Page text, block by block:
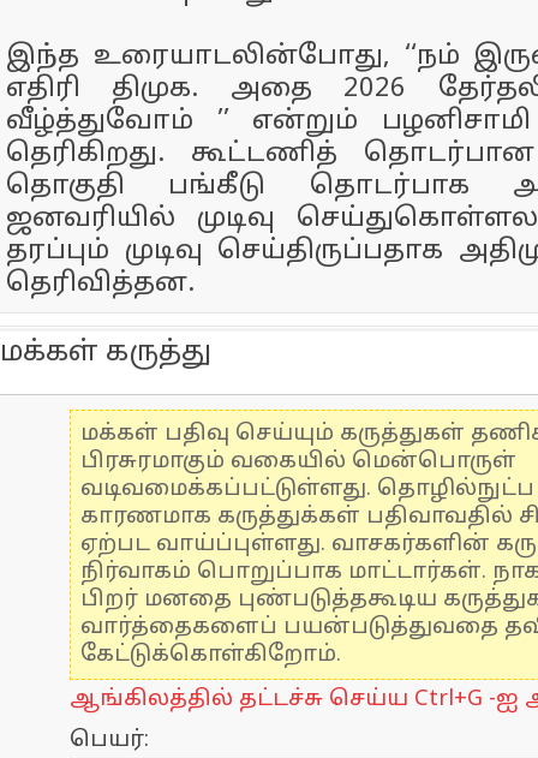
இந்த உரையாடலின்போது, ‘‘நம்
எதிரி திமுக. அதை 2026
வீழ்த்துவோம் ’’ என்றும் பழனிசாமி
தெரிகிறது. கூட்டணித் தொடர்பான
தொகுதி பங்கீடு தொடர்பாக
ஜனவரியில் முடிவு
தரப்பும் முடிவு செய்திருப்பதாக
தெரிவித்தன.
மக்கள் கருத்து
மக்கள் பதிவு செய்யும் கருத்துகள்
பிரசுரமாகும் வகையில் மென்பொருள்
வடிவமைக்கப்பட்டுள்ளது.
காரணமாக கருத்துக்கள் பதிவாவதில்
ஏற்பட வாய்ப்புள்ளது. வாசகர்களின்
நிர்வாகம் பொறுப்பாக மாட்டார்கள்.
பிறர் மனதை புண்படுத்தகூடிய
வார்த்தைகளைப் பயன்படுத்துவதை
கேட்டுக்கொள்கிறோம்.
ஆங்கிலத்தில் தட்டச்சு செய்ய Ctrl+G -ஐ
பெயர்: